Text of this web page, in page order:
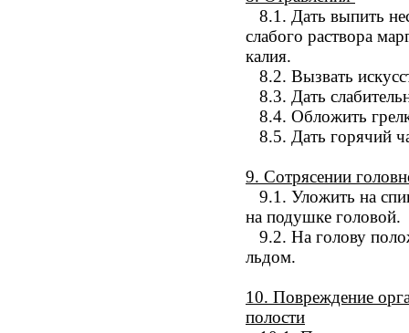
8.1. Дать выпить
слабого раствора
калия.
8.2. Вызвать
8.3. Дать
8.4. Обложить
8.5. Дать горячий
9. Сотрясении
9.1. Уложить на
на подушке головой.
9.2. На голову
льдом.
10. Повреждение
полости